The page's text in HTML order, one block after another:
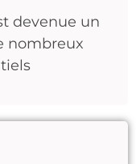
devenue un
nombreux